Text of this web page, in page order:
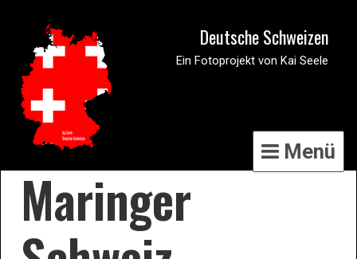
Deutsche Schweizen
Ein Fotoprojekt von Kai Seele
Menü
Maringer